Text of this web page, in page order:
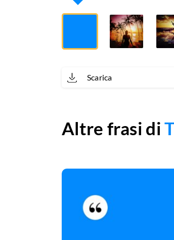
Scarica
Altre frasi di